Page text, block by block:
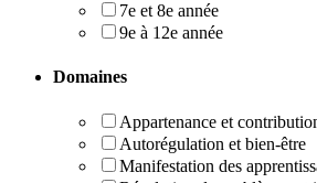
7e et 8e année
9e à 12e année
Domaines
Appartenance et
Autorégulation et bien-être
Manifestation des